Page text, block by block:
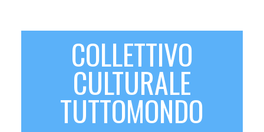
COLLETTIVO
CULTURALE
TUTTOMONDO